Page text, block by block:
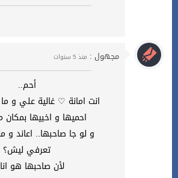
مجهول : منذ 5 سنوات
أحم..
انت امانة ♡ غالية علي و
احميها و اخبيها بمكان
و لو جا صاحبها.. اعاند و
تعرفي ليش؟
لأن صاحبها هو